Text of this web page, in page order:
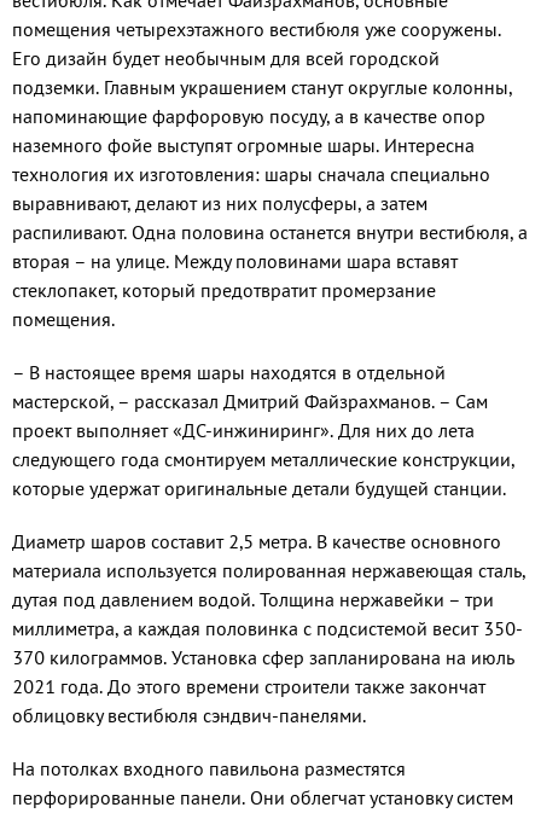
помещения четырехэтажно­го вестибюля уже сооружены.
Его дизайн будет необычным для всей городской
подземки. Главным украшением станут округлые колонны,
напоминающие фар­форовую посуду, а в качестве опор
назем­ного фойе выступят огромные шары. Инте­ресна
технология их изготовления: шары сначала специально
выравнивают, делают из них полусферы, а затем
распиливают. Одна половина останется внутри вестибю­ля, а
вторая – на улице. Между половинами шара вставят
стеклопакет, который пре­дотвратит промерзание
помещения.
– В настоящее время шары находятся в отдельной
мастерской, – рассказал Дми­трий Файзрахманов. – Сам
проект выпол­няет «ДС-инжиниринг». Для них до лета
следующего года смонтируем металличе­ские конструкции,
которые удержат ори­гинальные детали будущей станции.
Диаметр шаров составит 2,5 метра. В ка­честве основного
материала используется полированная нержавеющая сталь,
дутая под давлением водой. Толщина нержавейки – три
миллиметра, а каждая половинка с под­системой весит 350-
370 килограммов. Уста­новка сфер запланирована на июль
2021 года. До этого времени строители также закон­чат
облицовку вестибюля сэндвич-панелями.
На потолках входного павильона раз­местятся
перфорированные панели. Они облегчат установку систем